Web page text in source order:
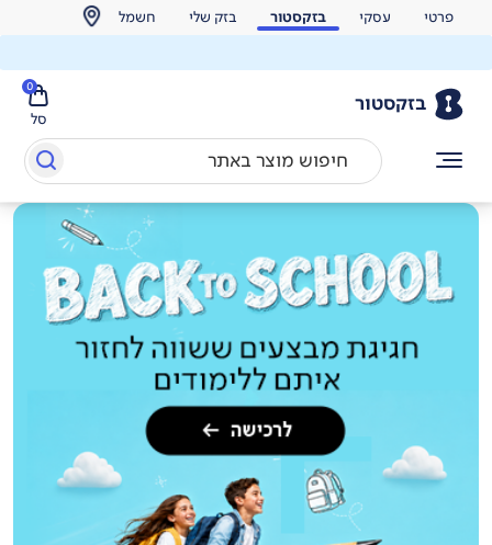
פרטי עסקי בזקסטור בזק שלי חשמל
בזקסטור
סל
0